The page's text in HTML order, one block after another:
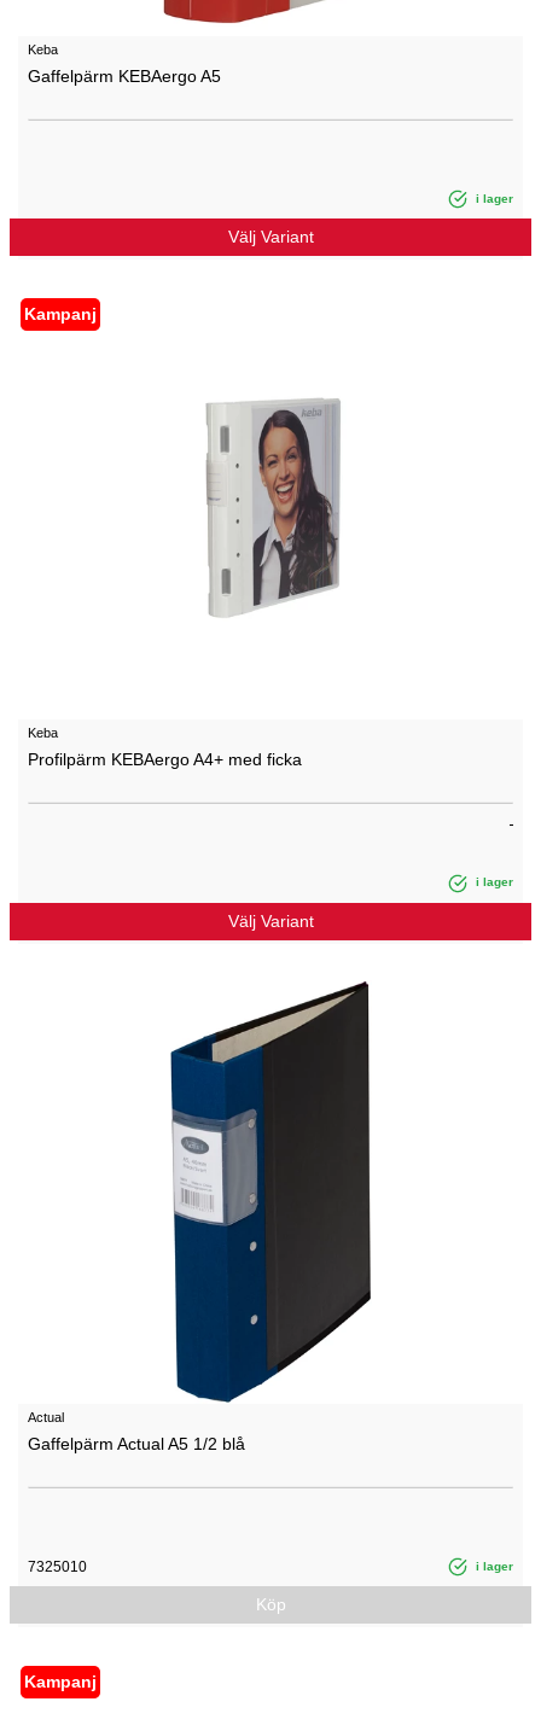
Keba
Gaffelpärm KEBAergo A5
i lager
Välj Variant
Kampanj
Keba
Profilpärm KEBAergo A4+ med ficka
i lager
Välj Variant
Actual
Gaffelpärm Actual A5 1/2 blå
7325010 i lager
Köp
Kampanj